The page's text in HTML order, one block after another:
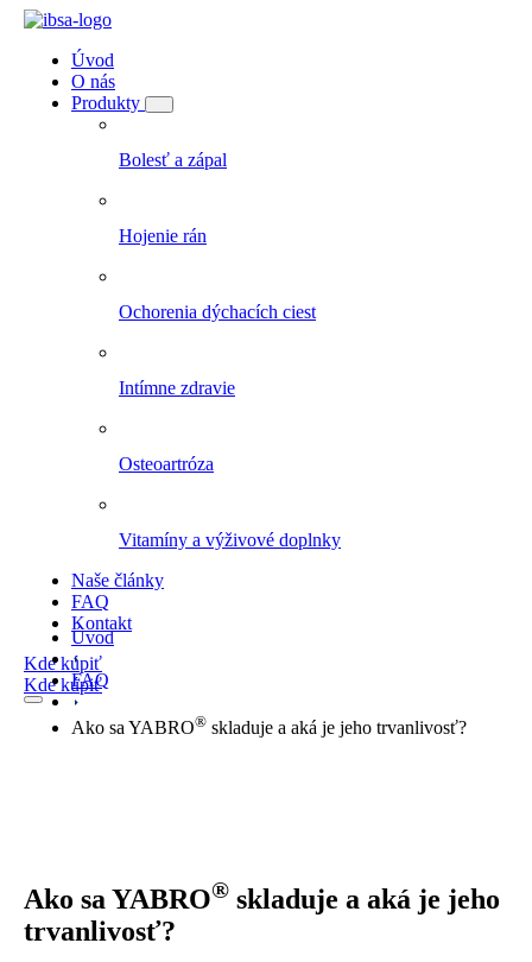
Úvod
O nás
Produkty
Bolesť a zápal
Hojenie rán
Ochorenia dýchacích ciest
Intímne zdravie
Osteoartróza
Vitamíny a výživové doplnky
Naše články
FAQ
Kontakt
Kde kúpiť
Kde kúpiť
Úvod
FAQ
Ako sa YABRO® skladuje a aká je jeho trvanlivosť?
Ako sa YABRO® skladuje a aká je jeho
trvanlivosť?